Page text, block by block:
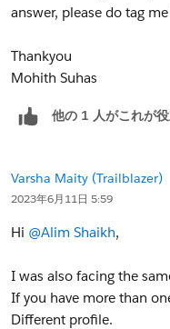
answer, please do tag
Thankyou
Mohith Suhas
他の 1 人がこれが
Varsha Maity (Trailblazer)
2023年6月11日 5:59
Hi @Alim Shaikh,
I was also facing the
If you have more than
Different profile.